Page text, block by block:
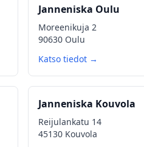
Janneniska Oulu
Moreenikuja 2
90630 Oulu
Katso tiedot →
Janneniska Kouvola
Reijulankatu 14
45130 Kouvola